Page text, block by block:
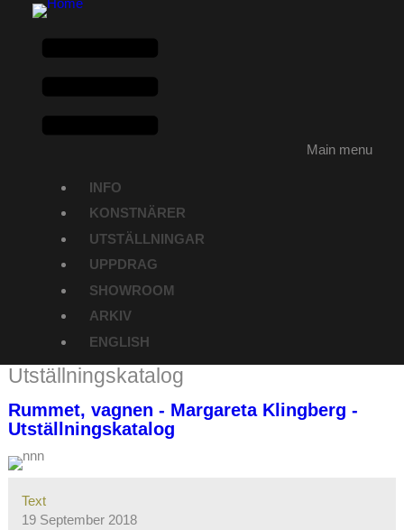
Main menu
INFO
KONSTNÄRER
UTSTÄLLNINGAR
UPPDRAG
SHOWROOM
ARKIV
ENGLISH
Utställningskatalog
Rummet, vagnen - Margareta Klingberg -
Utställningskatalog
Text
19 September 2018